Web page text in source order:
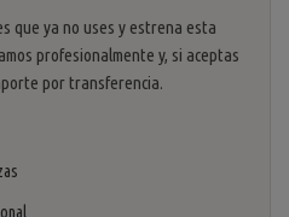
que ya no uses y estrena esta
profesionalmente y, si aceptas
por transferencia.